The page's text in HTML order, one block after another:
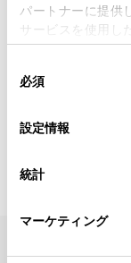
パートナーに提供
サービスを使用し
使用することがあ
デバイスにすべて
意したことにな
設定の変更、同
「Cookie（クッキ
必須
設定情報
統計
マーケティング
（2-31-4）
見積り